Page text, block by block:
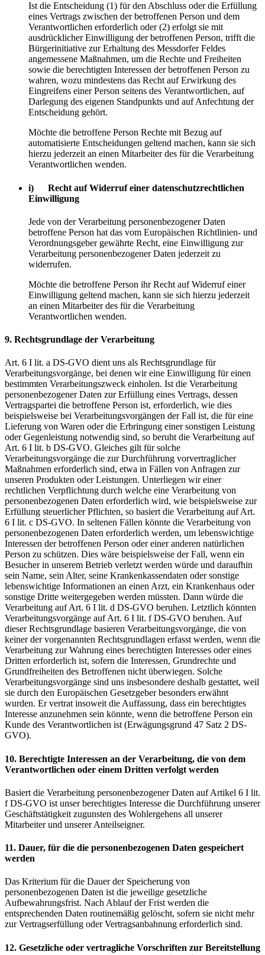
Ist die Entscheidung (1) für den Abschluss oder die Erfüllung
eines Vertrags zwischen der betroffenen Person und dem
Verantwortlichen erforderlich oder (2) erfolgt sie mit
ausdrücklicher Einwilligung der betroffenen Person, trifft die
Bürgerinitiative zur Erhaltung des Messdorfer Feldes
angemessene Maßnahmen, um die Rechte und Freiheiten
sowie die berechtigten Interessen der betroffenen Person zu
wahren, wozu mindestens das Recht auf Erwirkung des
Eingreifens einer Person seitens des Verantwortlichen, auf
Darlegung des eigenen Standpunkts und auf Anfechtung der
Entscheidung gehört.
Möchte die betroffene Person Rechte mit Bezug auf
automatisierte Entscheidungen geltend machen, kann sie sich
hierzu jederzeit an einen Mitarbeiter des für die Verarbeitung
Verantwortlichen wenden.
i) Recht auf Widerruf einer datenschutzrechtlichen
Einwilligung
Jede von der Verarbeitung personenbezogener Daten
betroffene Person hat das vom Europäischen Richtlinien- und
Verordnungsgeber gewährte Recht, eine Einwilligung zur
Verarbeitung personenbezogener Daten jederzeit zu
widerrufen.
Möchte die betroffene Person ihr Recht auf Widerruf einer
Einwilligung geltend machen, kann sie sich hierzu jederzeit
an einen Mitarbeiter des für die Verarbeitung
Verantwortlichen wenden.
9. Rechtsgrundlage der Verarbeitung
Art. 6 I lit. a DS-GVO dient uns als Rechtsgrundlage für
Verarbeitungsvorgänge, bei denen wir eine Einwilligung für einen
bestimmten Verarbeitungszweck einholen. Ist die Verarbeitung
personenbezogener Daten zur Erfüllung eines Vertrags, dessen
Vertragspartei die betroffene Person ist, erforderlich, wie dies
beispielsweise bei Verarbeitungsvorgängen der Fall ist, die für eine
Lieferung von Waren oder die Erbringung einer sonstigen Leistung
oder Gegenleistung notwendig sind, so beruht die Verarbeitung auf
Art. 6 I lit. b DS-GVO. Gleiches gilt für solche
Verarbeitungsvorgänge die zur Durchführung vorvertraglicher
Maßnahmen erforderlich sind, etwa in Fällen von Anfragen zur
unseren Produkten oder Leistungen. Unterliegen wir einer
rechtlichen Verpflichtung durch welche eine Verarbeitung von
personenbezogenen Daten erforderlich wird, wie beispielsweise zur
Erfüllung steuerlicher Pflichten, so basiert die Verarbeitung auf Art.
6 I lit. c DS-GVO. In seltenen Fällen könnte die Verarbeitung von
personenbezogenen Daten erforderlich werden, um lebenswichtige
Interessen der betroffenen Person oder einer anderen natürlichen
Person zu schützen. Dies wäre beispielsweise der Fall, wenn ein
Besucher in unserem Betrieb verletzt werden würde und daraufhin
sein Name, sein Alter, seine Krankenkassendaten oder sonstige
lebenswichtige Informationen an einen Arzt, ein Krankenhaus oder
sonstige Dritte weitergegeben werden müssten. Dann würde die
Verarbeitung auf Art. 6 I lit. d DS-GVO beruhen. Letztlich könnten
Verarbeitungsvorgänge auf Art. 6 I lit. f DS-GVO beruhen. Auf
dieser Rechtsgrundlage basieren Verarbeitungsvorgänge, die von
keiner der vorgenannten Rechtsgrundlagen erfasst werden, wenn die
Verarbeitung zur Wahrung eines berechtigten Interesses oder eines
Dritten erforderlich ist, sofern die Interessen, Grundrechte und
Grundfreiheiten des Betroffenen nicht überwiegen. Solche
Verarbeitungsvorgänge sind uns insbesondere deshalb gestattet, weil
sie durch den Europäischen Gesetzgeber besonders erwähnt
wurden. Er vertrat insoweit die Auffassung, dass ein berechtigtes
Interesse anzunehmen sein könnte, wenn die betroffene Person ein
Kunde des Verantwortlichen ist (Erwägungsgrund 47 Satz 2 DS-
GVO).
10. Berechtigte Interessen an der Verarbeitung, die von dem
Verantwortlichen oder einem Dritten verfolgt werden
Basiert die Verarbeitung personenbezogener Daten auf Artikel 6 I lit.
f DS-GVO ist unser berechtigtes Interesse die Durchführung unserer
Geschäftstätigkeit zugunsten des Wohlergehens all unserer
Mitarbeiter und unserer Anteilseigner.
11. Dauer, für die die personenbezogenen Daten gespeichert
werden
Das Kriterium für die Dauer der Speicherung von
personenbezogenen Daten ist die jeweilige gesetzliche
Aufbewahrungsfrist. Nach Ablauf der Frist werden die
entsprechenden Daten routinemäßig gelöscht, sofern sie nicht mehr
zur Vertragserfüllung oder Vertragsanbahnung erforderlich sind.
12. Gesetzliche oder vertragliche Vorschriften zur Bereitstellung